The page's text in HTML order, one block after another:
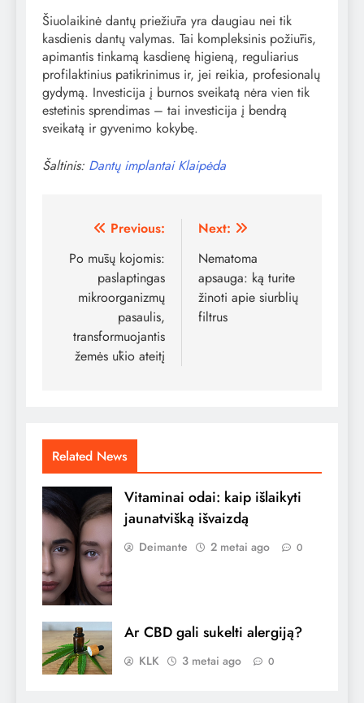
Šiuolaikinė dantų priežiūra yra daugiau nei tik
kasdienis dantų valymas. Tai kompleksinis požiūris,
apimantis tinkamą kasdienę higieną, reguliarius
profilaktinius patikrinimus ir, jei reikia, profesionalų
gydymą. Investicija į burnos sveikatą nėra vien tik
estetinis sprendimas – tai investicija į bendrą
sveikatą ir gyvenimo kokybę.
Šaltinis: Dantų implantai Klaipėda
Navigacija
tarp
įrašų
Previous:
Po mūsų kojomis:
paslaptingas
mikroorganizmų
pasaulis,
transformuojantis
žemės ūkio ateitį
Next:
Nematoma
apsauga: ką turite
žinoti apie siurblių
filtrus
Related News
Vitaminai odai: kaip išlaikyti
jaunatvišką išvaizdą
Deimante 2 metai ago 0
Ar CBD gali sukelti alergiją?
KLK 3 metai ago 0